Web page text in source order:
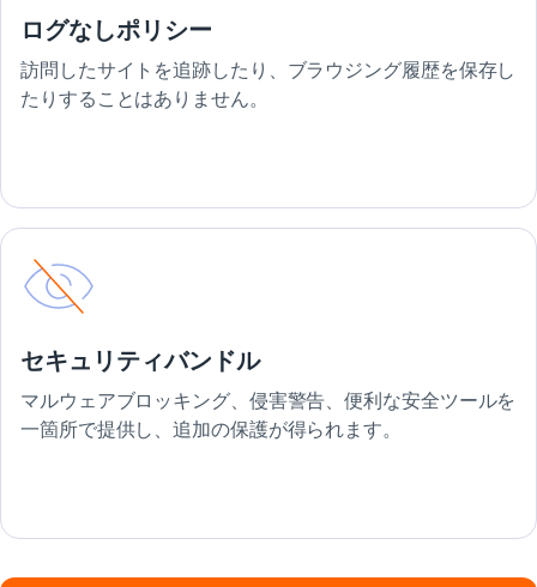
ログなしポリシー
訪問したサイトを追跡したり、ブラウジング履歴を保存し
たりすることはありません。
セキュリティバンドル
マルウェアブロッキング、侵害警告、便利な安全ツールを
一箇所で提供し、追加の保護が得られます。